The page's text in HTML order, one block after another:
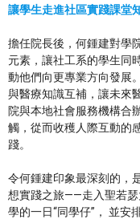
讓學生走進社區實踐課堂
擔任院長後，何鍾建對學
元素，讓社工系的學生同
動他們向更專業方向發展
與醫療知識互補，讓未來
院與本地社會服務機構合
觸，從而收穫人際互動的
踐。
令何鍾建印象最深刻的，
想實踐之旅——走入聖若瑟
學的一日“同學仔”， 並安